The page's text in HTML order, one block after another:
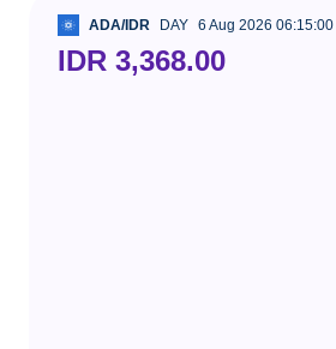
ADA/IDR DAY 6 Aug 2026 06:15:00
IDR 3,368.00